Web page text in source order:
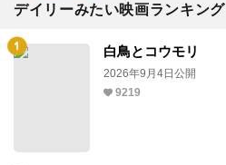
デイリーみたい映画ランキング
白鳥とコウモリ
2026年9月4日公開
9219